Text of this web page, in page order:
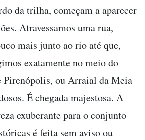
da trilha, começam a aparecer
Atravessamos uma rua,
mais junto ao rio até que,
exatamente no meio do
Pirenópolis, ou Arraial da Meia
É chegada majestosa. A
exuberante para o conjunto
é feita sem aviso ou